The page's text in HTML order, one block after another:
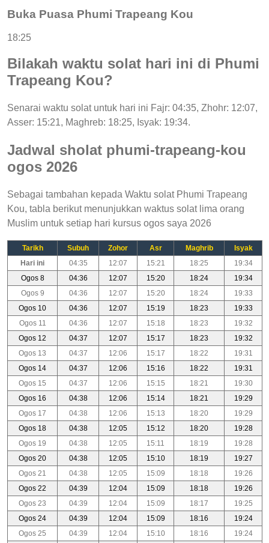
Buka Puasa Phumi Trapeang Kou
18:25
Bilakah waktu solat hari ini di Phumi
Trapeang Kou?
Senarai waktu solat untuk hari ini Fajr: 04:35, Zhohr: 12:07,
Asser: 15:21, Maghreb: 18:25, Isyak: 19:34.
Jadwal sholat phumi-trapeang-kou
ogos 2026
Sebagai tambahan kepada Waktu solat Phumi Trapeang
Kou, tabla berikut menunjukkan waktus solat lima orang
Muslim untuk setiap hari kursus ogos saya 2026
Tarikh Subuh Zohor Asr Maghrib
Isyak
Hari ini
04:35 12:07 15:21 18:25
19:34
Ogos 8
04:36 12:07 15:20 18:24
19:34
Ogos 9
04:36 12:07 15:20 18:24
19:33
Ogos 10
04:36 12:07 15:19 18:23
19:33
Ogos 11
04:36 12:07 15:18 18:23
19:32
Ogos 12
04:37 12:07 15:17 18:23
19:32
Ogos 13
04:37 12:06 15:17 18:22
19:31
Ogos 14
04:37 12:06 15:16 18:22
19:31
Ogos 15
04:37 12:06 15:15 18:21
19:30
Ogos 16
04:38 12:06 15:14 18:21
19:29
Ogos 17
04:38 12:06 15:13 18:20
19:29
Ogos 18
04:38 12:05 15:12 18:20
19:28
Ogos 19
04:38 12:05 15:11 18:19
19:28
Ogos 20
04:38 12:05 15:10 18:19
19:27
Ogos 21
04:38 12:05 15:09 18:18
19:26
Ogos 22
04:39 12:04 15:09 18:18
19:26
Ogos 23
04:39 12:04 15:09 18:17
19:25
Ogos 24
04:39 12:04 15:09 18:16
19:24
Ogos 25
04:39 12:04 15:10 18:16
19:24